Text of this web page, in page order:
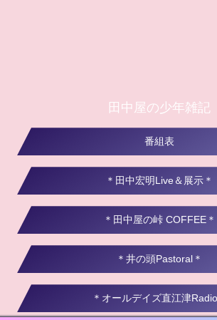
田中屋の少年雑記
番組表
＊田中宏明Live＆展示＊
＊田中屋の峠 COFFEE＊
＊井の頭Pastoral＊
＊オールデイズ直江津